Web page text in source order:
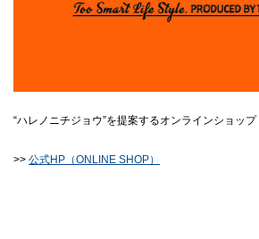
“ハレノニチジョウ”を提案するオンラインショップ
>> 公式HP（ONLINE SHOP）